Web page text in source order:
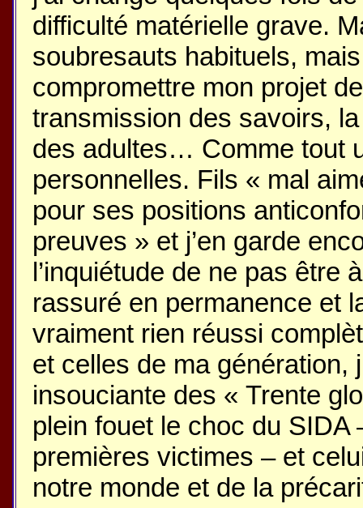
difficulté matérielle grave.
soubresauts habituels,
compromettre mon projet
transmission des savoirs,
des adultes… Comme tout
personnelles. Fils « mal
pour ses positions
preuves » et j’en garde
l’inquiétude de ne pas être
rassuré en permanence et
vraiment rien réussi
et celles de ma génération,
insouciante des « Trente
plein fouet le choc du
premières victimes – et
notre monde et de la